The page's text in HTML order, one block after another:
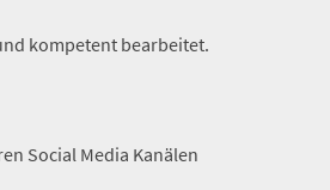
kompetent bearbeitet.
Social Media Kanälen